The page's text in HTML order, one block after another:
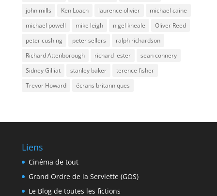
john mills
Ken Loach laurence olivier
michael caine
michael powell
mike leigh nigel kneale
Oliver Reed
peter cushing
peter sellers
ralph richardson
Richard Attenborough
richard lester
sean connery
Sidney Gilliat
stanley baker
terence fisher
Trevor Howard
écrans britanniques
Liens
Cinéma de tout
Grand Ordre de la Serviette (GOS)
Le Blog de toutes les fictions